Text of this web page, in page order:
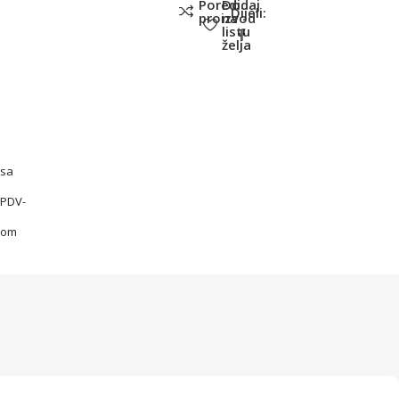
sa
PDV-
om
Poredi
proizvod
Dodaj
na
listu
želja
Dijeli: